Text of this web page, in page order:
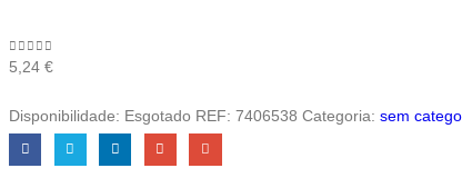
0 out of 5
5,24 €
Disponibilidade: Esgotado REF: 7406538 Categoria: sem